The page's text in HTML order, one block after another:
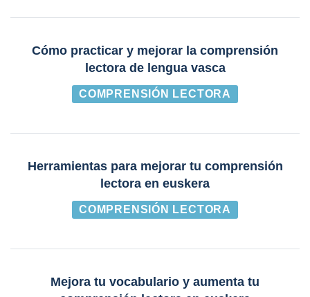
Cómo practicar y mejorar la comprensión
lectora de lengua vasca
COMPRENSIÓN LECTORA
Herramientas para mejorar tu comprensión
lectora en euskera
COMPRENSIÓN LECTORA
Mejora tu vocabulario y aumenta tu